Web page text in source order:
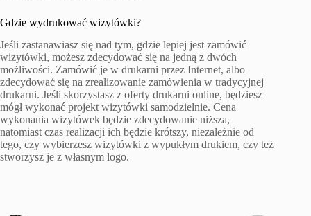
Gdzie wydrukować wizytówki?
Jeśli zastanawiasz się nad tym, gdzie lepiej jest zamówić
wizytówki, możesz zdecydować się na jedną z dwóch
możliwości. Zamówić je w drukarni przez Internet, albo
zdecydować się na zrealizowanie zamówienia w tradycyjnej
drukarni. Jeśli skorzystasz z oferty drukarni online, będziesz
mógł wykonać projekt wizytówki samodzielnie. Cena
wykonania wizytówek będzie zdecydowanie niższa,
natomiast czas realizacji ich będzie krótszy, niezależnie od
tego, czy wybierzesz wizytówki z wypukłym drukiem, czy też
stworzysz je z własnym logo.